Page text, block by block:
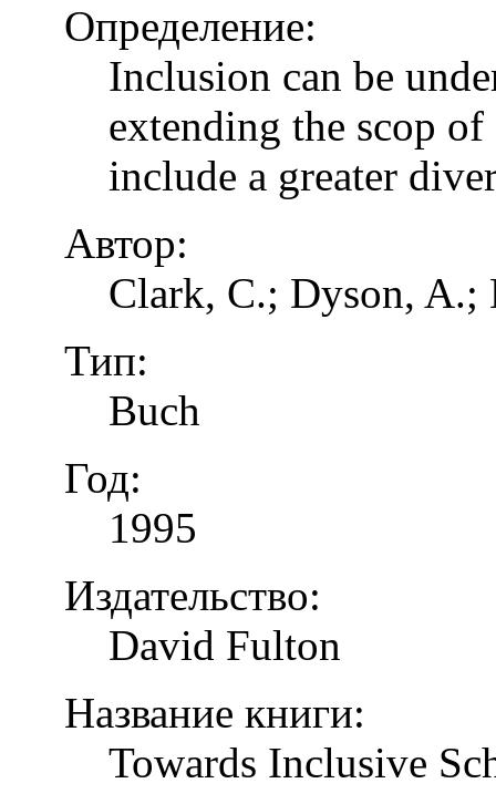
Определение:
Inclusion can be
extending the scop
include a greater
Автор:
Clark, C.; Dyson,
Тип:
Buch
Год:
1995
Издательство:
David Fulton
Название книги:
Towards Inclusive